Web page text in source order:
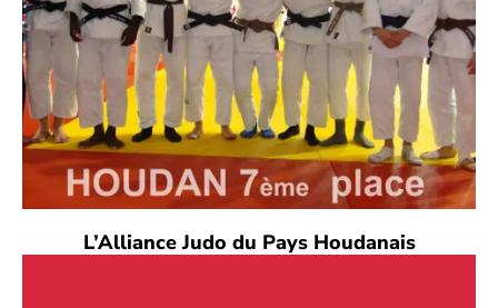
L’Alliance Judo du Pays Houdanais